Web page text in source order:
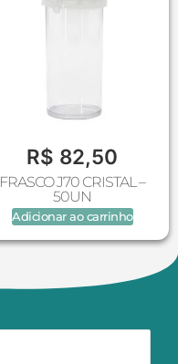
R$ 82,50
FRASCO J70 CRISTAL –
50UN
Adicionar ao carrinho